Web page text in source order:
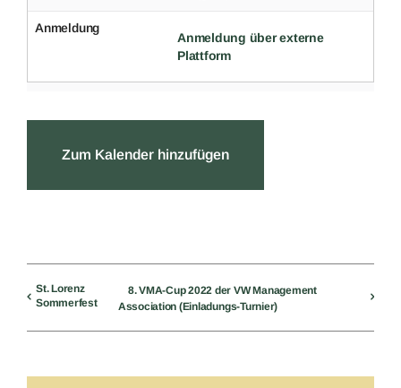
Anmeldung
Anmeldung über externe
Plattform
Zum Kalender hinzufügen
St. Lorenz
Sommerfest
8. VMA-Cup 2022 der VW Management
Association (Einladungs-Turnier)